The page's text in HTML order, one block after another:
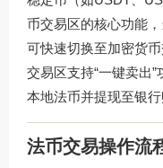
币交易区的核心功能
可快速切换至加密货
交易区支持“一键卖出
本地法币并提现至银行
法币交易操作流